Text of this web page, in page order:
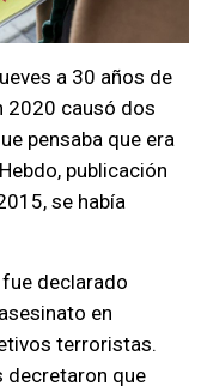
a 30 años de
2020 causó dos
pensaba que era
publicación
se había
declarado
en
terroristas.
decretaron que